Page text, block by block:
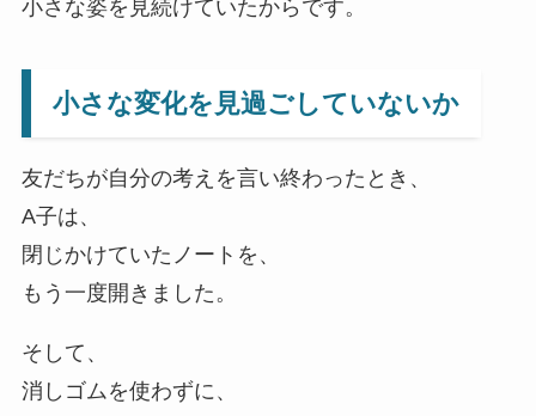
小さな姿を見続けていたからです。
小さな変化を見過ごしていないか
友だちが自分の考えを言い終わったとき、
A子は、
閉じかけていたノートを、
もう一度開きました。
そして、
消しゴムを使わずに、